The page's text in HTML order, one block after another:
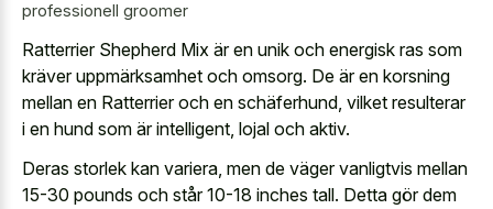
professionell groomer
Ratterrier Shepherd Mix är en unik och energisk ras som
kräver uppmärksamhet och omsorg. De är en korsning
mellan en Ratterrier och en schäferhund, vilket resulterar
i en hund som är intelligent, lojal och aktiv.
Deras storlek kan variera, men de väger vanligtvis mellan
15-30 pounds och står 10-18 inches tall. Detta gör dem